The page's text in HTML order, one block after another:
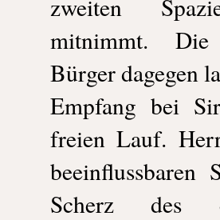
zweiten
mitnimmt. Die
Bürger dagegen
Empfang bei
freien Lauf.
beeinflussbaren
Scherz des